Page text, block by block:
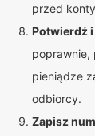
przed
Potwierdź
poprawnie,
pieniądze
odbiorcy.
Zapisz